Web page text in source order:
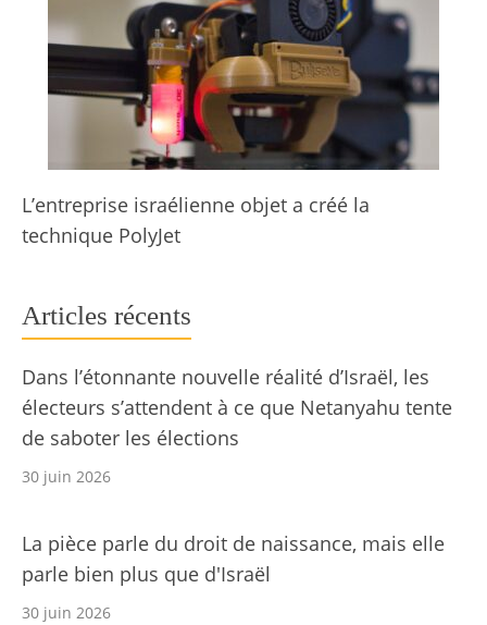
L’entreprise israélienne objet a créé la
technique PolyJet
Articles récents
Dans l’étonnante nouvelle réalité d’Israël, les
électeurs s’attendent à ce que Netanyahu tente
de saboter les élections
30 juin 2026
La pièce parle du droit de naissance, mais elle
parle bien plus que d'Israël
30 juin 2026